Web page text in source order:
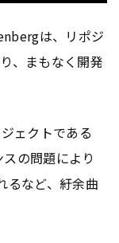
は、リポジ
、まもなく開発
ェクトである
の問題により
るなど、紆余曲